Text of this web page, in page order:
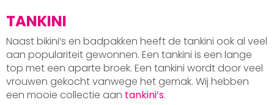
TANKINI
Naast bikini’s en badpakken heeft de tankini ook al veel
aan populariteit gewonnen. Een tankini is een lange
top met een aparte broek. Een tankini wordt door veel
vrouwen gekocht vanwege het gemak. Wij hebben
een mooie collectie aan tankini’s.